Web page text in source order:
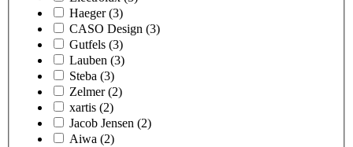
Haeger (3)
CASO Design (3)
Gutfels (3)
Lauben (3)
Steba (3)
Zelmer (2)
xartis (2)
Jacob Jensen (2)
Aiwa (2)